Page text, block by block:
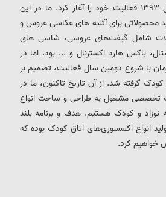
آدونیس، در آبان ماه سال 1393 فعالیت خود را آغاز کرد. ما در این
محصولاتی برای آتلیه های عکاسی عروس و
شامل گیفت‌های عروسی، شاسی های
باکس هارد اکسترنال و ... بود. اما در
سال 1394 و همزمان با شروع دومین سال فعالیت، تصمیم بر
کودک گرفته شد. از آن تاریخ تاکنون، ما در
تخصصی مشغول به طراحی و ساخت انواع
نوزاد و کودک هستیم. هدف و برنامه بلند
انواع اکسسوری‌های اتاق کودک بوده که
خواهیم کرد.